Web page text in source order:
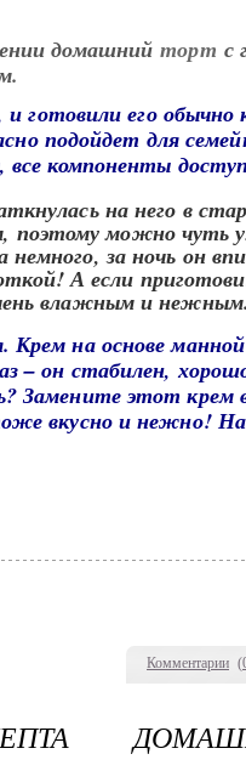
Комментарии (
домашнийторт с
его обычно
подойдет для
все компоненты
Крем на основе
– он стабилен,
Замените этот крем
вкусно и нежно!